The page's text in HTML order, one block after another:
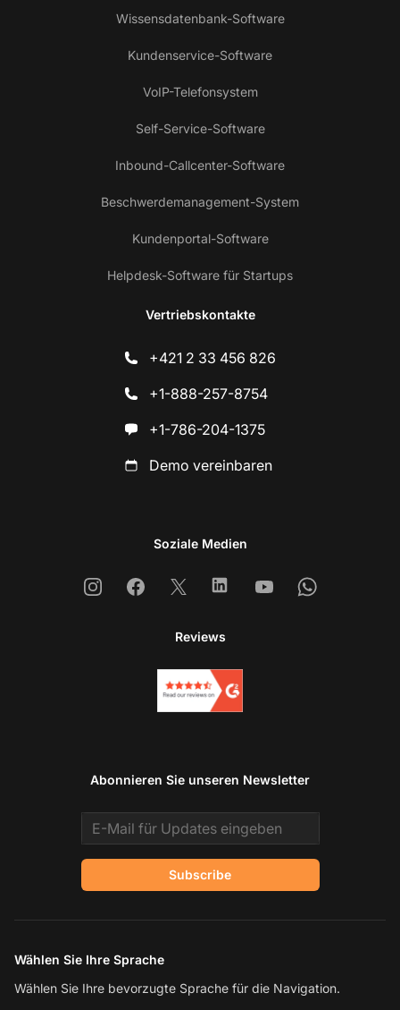
Wissensdatenbank-Software
Kundenservice-Software
VoIP-Telefonsystem
Self-Service-Software
Inbound-Callcenter-Software
Beschwerdemanagement-System
Kundenportal-Software
Helpdesk-Software für Startups
Vertriebskontakte
+421 2 33 456 826
+1-888-257-8754
+1-786-204-1375
Demo vereinbaren
Soziale Medien
InstagramFacebook
X LinkedinYoutubeWhatsapp
Reviews
Abonnieren Sie unseren Newsletter
Email address
Subscribe
Wählen Sie Ihre Sprache
Wählen Sie Ihre bevorzugte Sprache für die Navigation.